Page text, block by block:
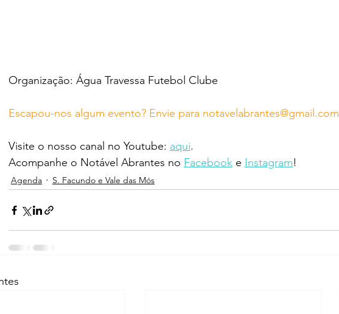
Organização: Água Travessa Futebol Clube
Escapou-nos algum evento? Envie para notavelabrantes@gmail.com
Visite o nosso canal no Youtube: aqui.
Acompanhe o Notável Abrantes no Facebook e Instagram!
Agenda S. Facundo e Vale das Mós